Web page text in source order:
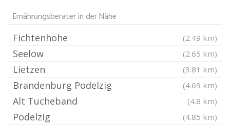
Ernährungsberater in der Nähe
Fichtenhöhe (2.49 km)
Seelow (2.65 km)
Lietzen (3.81 km)
Brandenburg Podelzig (4.69 km)
Alt Tucheband (4.8 km)
Podelzig (4.85 km)